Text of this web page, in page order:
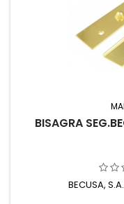
BISAGRA
BECUSA,